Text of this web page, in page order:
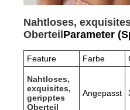
Nahtloses,
Oberteil Parameter
Feature Farbe
Nahtloses,
exquisites,
geripptes
Oberteil
Angepasst